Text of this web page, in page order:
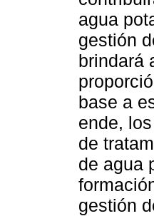
agua
gestión
brindará
base a
ende,
de
de agua
gestión